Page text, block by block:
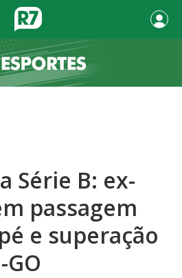
Série B: ex-
passagem
e superação